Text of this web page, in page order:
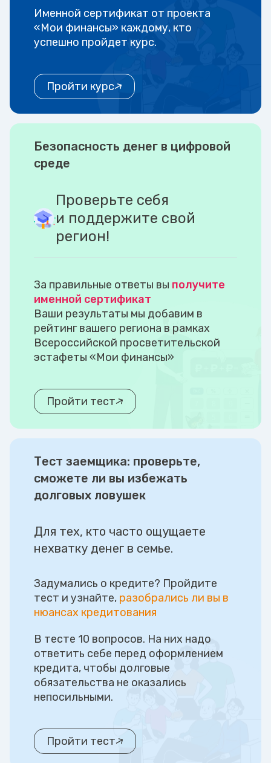
Именной сертификат от проекта
«Мои финансы» каждому, кто
успешно пройдет курс.
Пройти курс
Безопасность денег в цифровой
среде
Проверьте себя
и поддержите свой
регион!
За правильные ответы вы получите
именной сертификат
Ваши результаты мы добавим в
рейтинг вашего региона в рамках
Всероссийской просветительской
эстафеты «Мои финансы»
Пройти тест
Тест заемщика: проверьте,
сможете ли вы избежать
долговых ловушек
Для тех, кто часто ощущаете
нехватку денег в семье.
Задумались о кредите? Пройдите
тест и узнайте, разобрались ли вы в
нюансах кредитования
В тесте 10 вопросов. На них надо
ответить себе перед оформлением
кредита, чтобы долговые
обязательства не оказались
непосильными.
Пройти тест